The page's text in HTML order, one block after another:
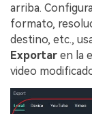
arriba.
formato,
destino, etc.,
Exportar en la
video